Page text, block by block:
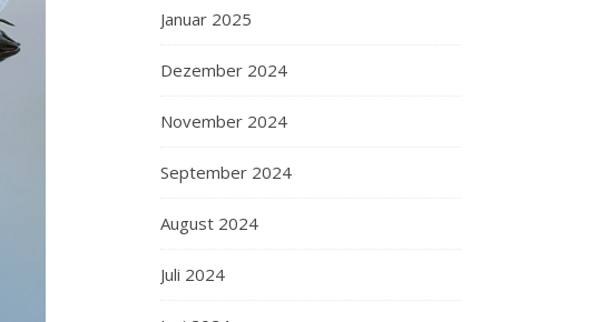
Januar 2025
Dezember 2024
November 2024
September 2024
August 2024
Juli 2024